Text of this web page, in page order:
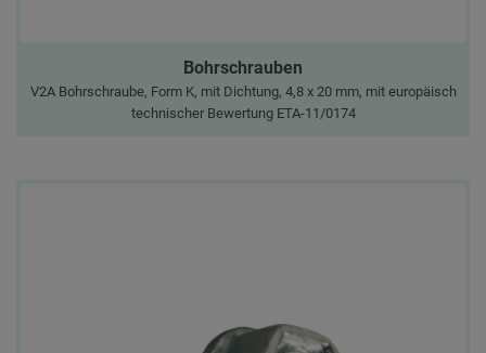
Bohrschrauben
V2A Bohrschraube, Form K, mit Dichtung, 4,8 x 20 mm, mit europäisch
technischer Bewertung ETA-11/0174